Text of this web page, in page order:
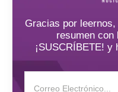
Gracias por
resumen con
¡SUSCRÍBETE!